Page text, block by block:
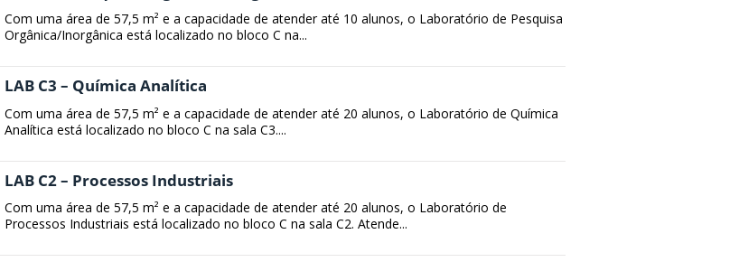
Com uma área de 57,5 m² e a capacidade de atender até 10 alunos, o Laboratório de Pesquisa
Orgânica/Inorgânica está localizado no bloco C na...
LAB C3 – Química Analítica
Com uma área de 57,5 m² e a capacidade de atender até 20 alunos, o Laboratório de Química
Analítica está localizado no bloco C na sala C3....
LAB C2 – Processos Industriais
Com uma área de 57,5 m² e a capacidade de atender até 20 alunos, o Laboratório de
Processos Industriais está localizado no bloco C na sala C2. Atende...